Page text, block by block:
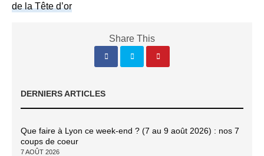
de la Tête d’or
Share This
DERNIERS ARTICLES
Que faire à Lyon ce week-end ? (7 au 9 août 2026) : nos 7
coups de coeur
7 AOÛT 2026